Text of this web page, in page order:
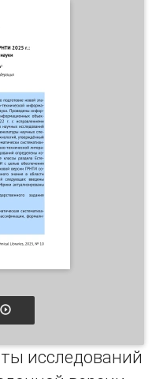
исследований